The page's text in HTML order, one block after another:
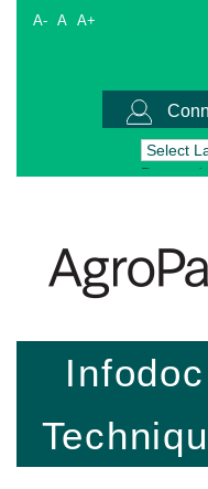
A- A A+